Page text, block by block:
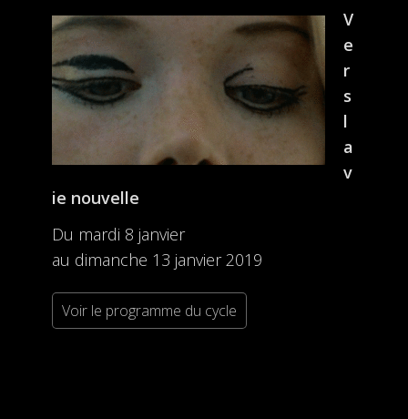
V
e
r
s
l
a
v
ie nouvelle
Du mardi 8 janvier
au dimanche 13 janvier 2019
Voir le programme du cycle